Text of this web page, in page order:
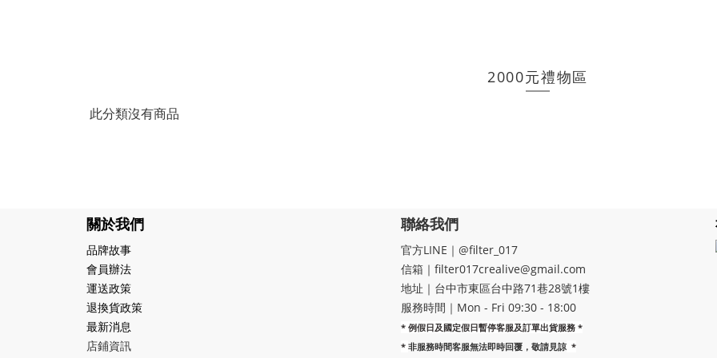
2000元禮物區
此分類沒有商品
關於我們
品牌故事
會員辦法
運送政策
退換貨政策
最新消息
店鋪資訊
聯絡我們
官方LINE｜@filter_017
信箱｜filter017crealive@gmail.com
地址｜​台中市東區台中路71巷28號1樓
服務時間｜Mon - Fri 09:30 - 18:00
* 例假日及國定假日暫停客服及訂單出貨服務 *
* 非服務時間客服無法即時回覆，敬請見諒 *